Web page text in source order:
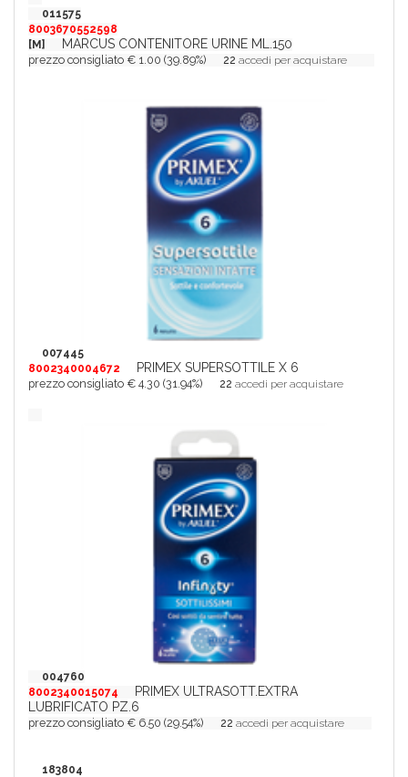
011575
8003670552598
[M]
MARCUS CONTENITORE URINE ML.150
prezzo consigliato € 1.00 (39.89%) 22 accedi per acquistare
007445
8002340004672
PRIMEX SUPERSOTTILE X 6
prezzo consigliato € 4.30 (31.94%) 22 accedi per acquistare
004760
8002340015074
PRIMEX ULTRASOTT.EXTRA
LUBRIFICATO PZ.6
prezzo consigliato € 6.50 (29.54%) 22 accedi per acquistare
183804